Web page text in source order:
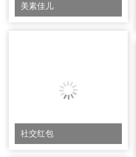
美素佳儿
社交红包